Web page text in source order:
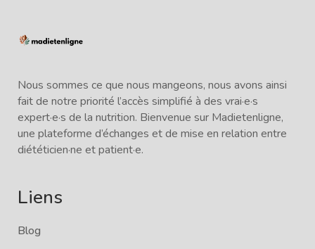
Nous sommes ce que nous mangeons, nous avons ainsi
fait de notre priorité l’accès simplifié à des vrai·e·s
expert·e·s de la nutrition. Bienvenue sur Madietenligne,
une plateforme d’échanges et de mise en relation entre
diététicien·ne et patient·e.
Liens
Blog